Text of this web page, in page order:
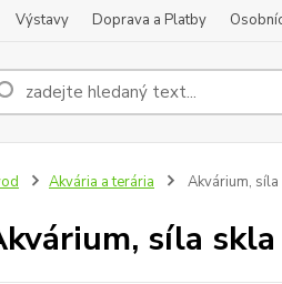
Výstavy Doprava a Platby
Akvária a terária Akvárium,
síla